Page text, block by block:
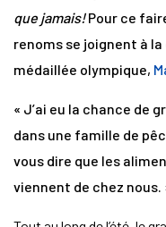
que jamais!Pour ce
renoms se joignent à
médaillée olympique,
« J’ai eu la chance de
dans une famille de
vous dire que les
viennent de chez